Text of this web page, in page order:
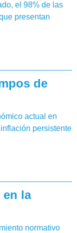
el 98% de las
presentan
de
actual en
persistente
la
normativo